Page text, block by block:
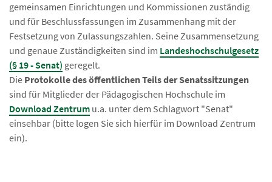
gemeinsamen Einrichtungen und Kommissionen zuständig
und für Beschlussfassungen im Zusammenhang mit der
Festsetzung von Zulassungszahlen. Seine Zusammensetzung
und genaue Zuständigkeiten sind im Landeshochschulgesetz
(§ 19 - Senat) geregelt.
Die Protokolle des öffentlichen Teils der Senatssitzungen
sind für Mitglieder der Pädagogischen Hochschule im
Download Zentrum u.a. unter dem Schlagwort "Senat"
einsehbar (bitte logen Sie sich hierfür im Download Zentrum
ein).